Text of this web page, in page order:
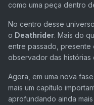
como uma peça dentro
No centro desse
o Deathrider. Mais do
entre passado,
observador das
Agora, em uma nova
mais um capítulo
aprofundando ainda